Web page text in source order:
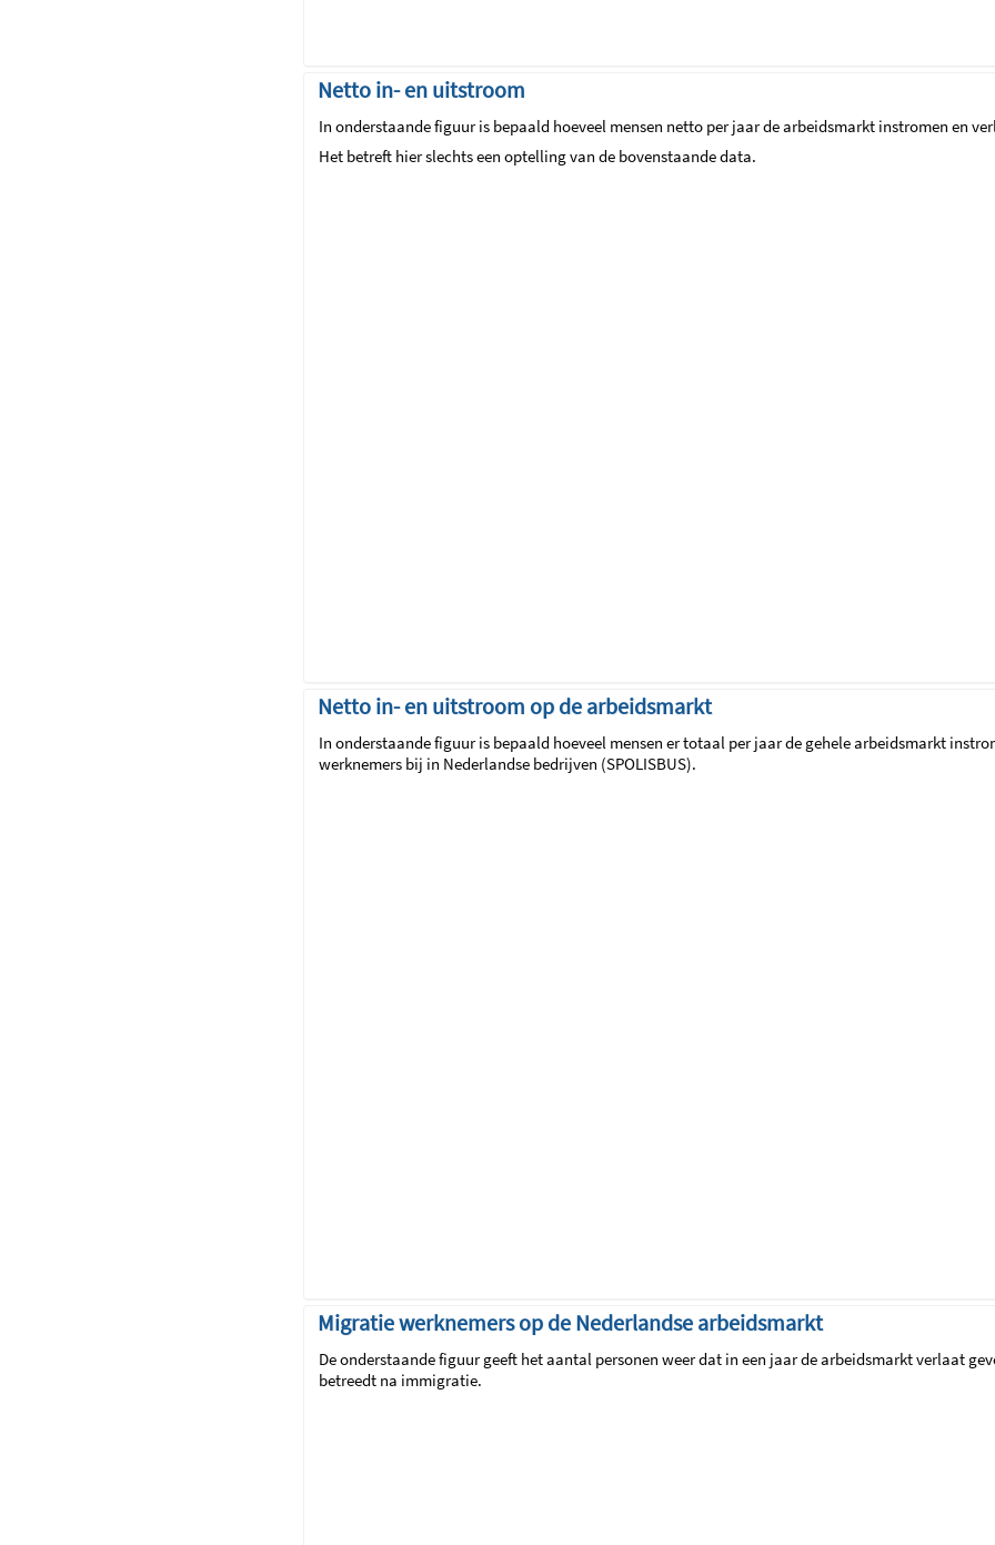
Netto in- en uitstroom
In onderstaande figuur is bepaald hoeveel mensen netto per jaar de arbeidsmarkt instromen en
Het betreft hier slechts een optelling van de bovenstaande data.
Netto in- en uitstroom op de arbeidsmarkt
In onderstaande figuur is bepaald hoeveel mensen er totaal per jaar de gehele arbeidsmarkt
werknemers bij in Nederlandse bedrijven (SPOLISBUS).
Migratie werknemers op de Nederlandse arbeidsmarkt
De onderstaande figuur geeft het aantal personen weer dat in een jaar de arbeidsmarkt verlaat
betreedt na immigratie.